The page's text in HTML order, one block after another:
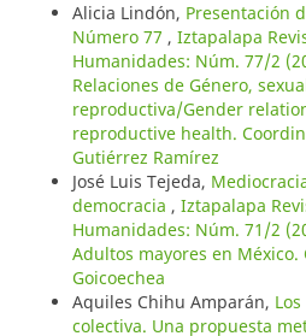
Alicia Lindón, Presentación
Número 77 , Iztapalapa
Humanidades: Núm. 77/2
Relaciones de Género,
reproductiva/Gender
reproductive health.
Gutiérrez Ramírez
José Luis Tejeda,
democracia , Iztapalapa
Humanidades: Núm. 71/2
Adultos mayores en México.
Goicoechea
Aquiles Chihu Amparán,
colectiva. Una propuesta